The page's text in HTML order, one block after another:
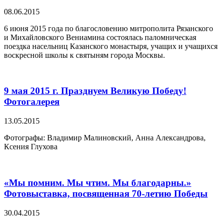
08.06.2015
6 июня 2015 года по благословению митрополита Рязанского
и Михайловского Вениамина состоялась паломническая
поездка насельниц Казанского монастыря, учащих и учащихся
воскресной школы к святыням города Москвы.
9 мая 2015 г. Празднуем Великую Победу!
Фотогалерея
13.05.2015
Фотографы: Владимир Малиновский, Анна Александрова,
Ксения Глухова
«Мы помним. Мы чтим. Мы благодарны.»
Фотовыставка, посвященная 70-летию Победы
30.04.2015